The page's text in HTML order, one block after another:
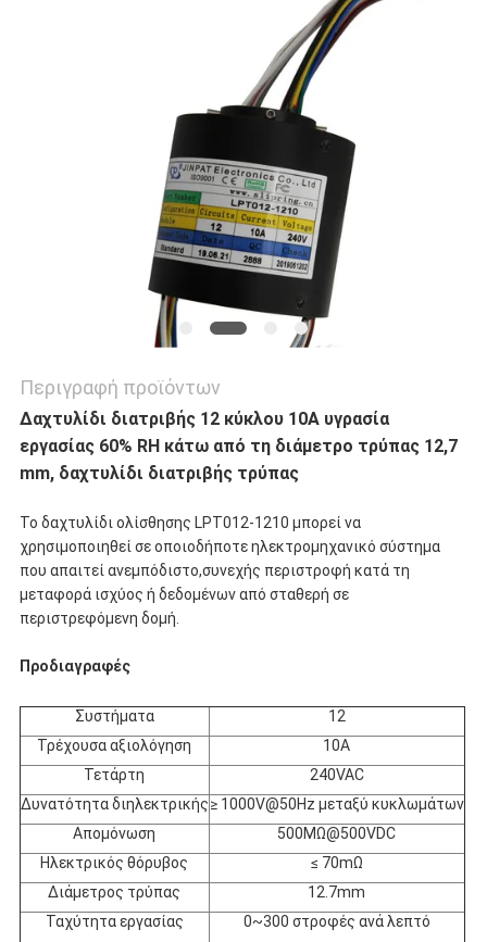
Περιγραφή προϊόντων
Δαχτυλίδι διατριβής 12 κύκλου 10A υγρασία
εργασίας 60% RH κάτω από τη διάμετρο τρύπας 12,7
mm, δαχτυλίδι διατριβής τρύπας
Το δαχτυλίδι ολίσθησης LPT012-1210 μπορεί να
χρησιμοποιηθεί σε οποιοδήποτε ηλεκτρομηχανικό σύστημα
που απαιτεί ανεμπόδιστο,συνεχής περιστροφή κατά τη
μεταφορά ισχύος ή δεδομένων από σταθερή σε
περιστρεφόμενη δομή.
Προδιαγραφές
Συστήματα
12
Τρέχουσα αξιολόγηση
10Α
Τετάρτη
240VAC
Δυνατότητα διηλεκτρικής≥ 1000V@50Hz μεταξύ κυκλωμάτων
Απομόνωση
500MΩ@500VDC
Ηλεκτρικός θόρυβος
≤ 70mΩ
Διάμετρος τρύπας
12.7mm
Ταχύτητα εργασίας
0~300 στροφές ανά λεπτό